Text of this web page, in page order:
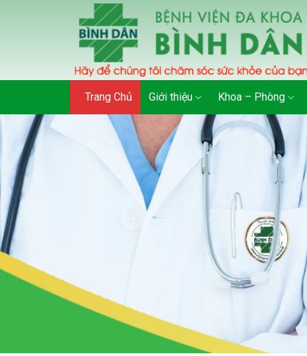
Trang Chủ Giới thiệu Khoa – Phòng